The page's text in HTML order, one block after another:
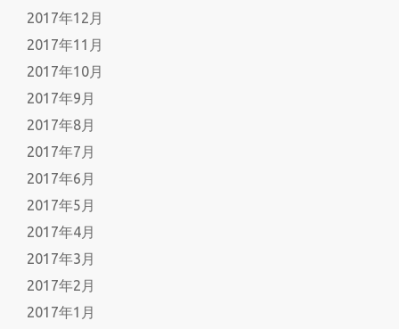
2017年12月
2017年11月
2017年10月
2017年9月
2017年8月
2017年7月
2017年6月
2017年5月
2017年4月
2017年3月
2017年2月
2017年1月